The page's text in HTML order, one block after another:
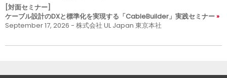
[対面セミナー]
ケーブル設計のDXと標準化を実現する「CableBuilder」実践セミナー
September 17, 2026 - 株式会社 UL Japan 東京本社